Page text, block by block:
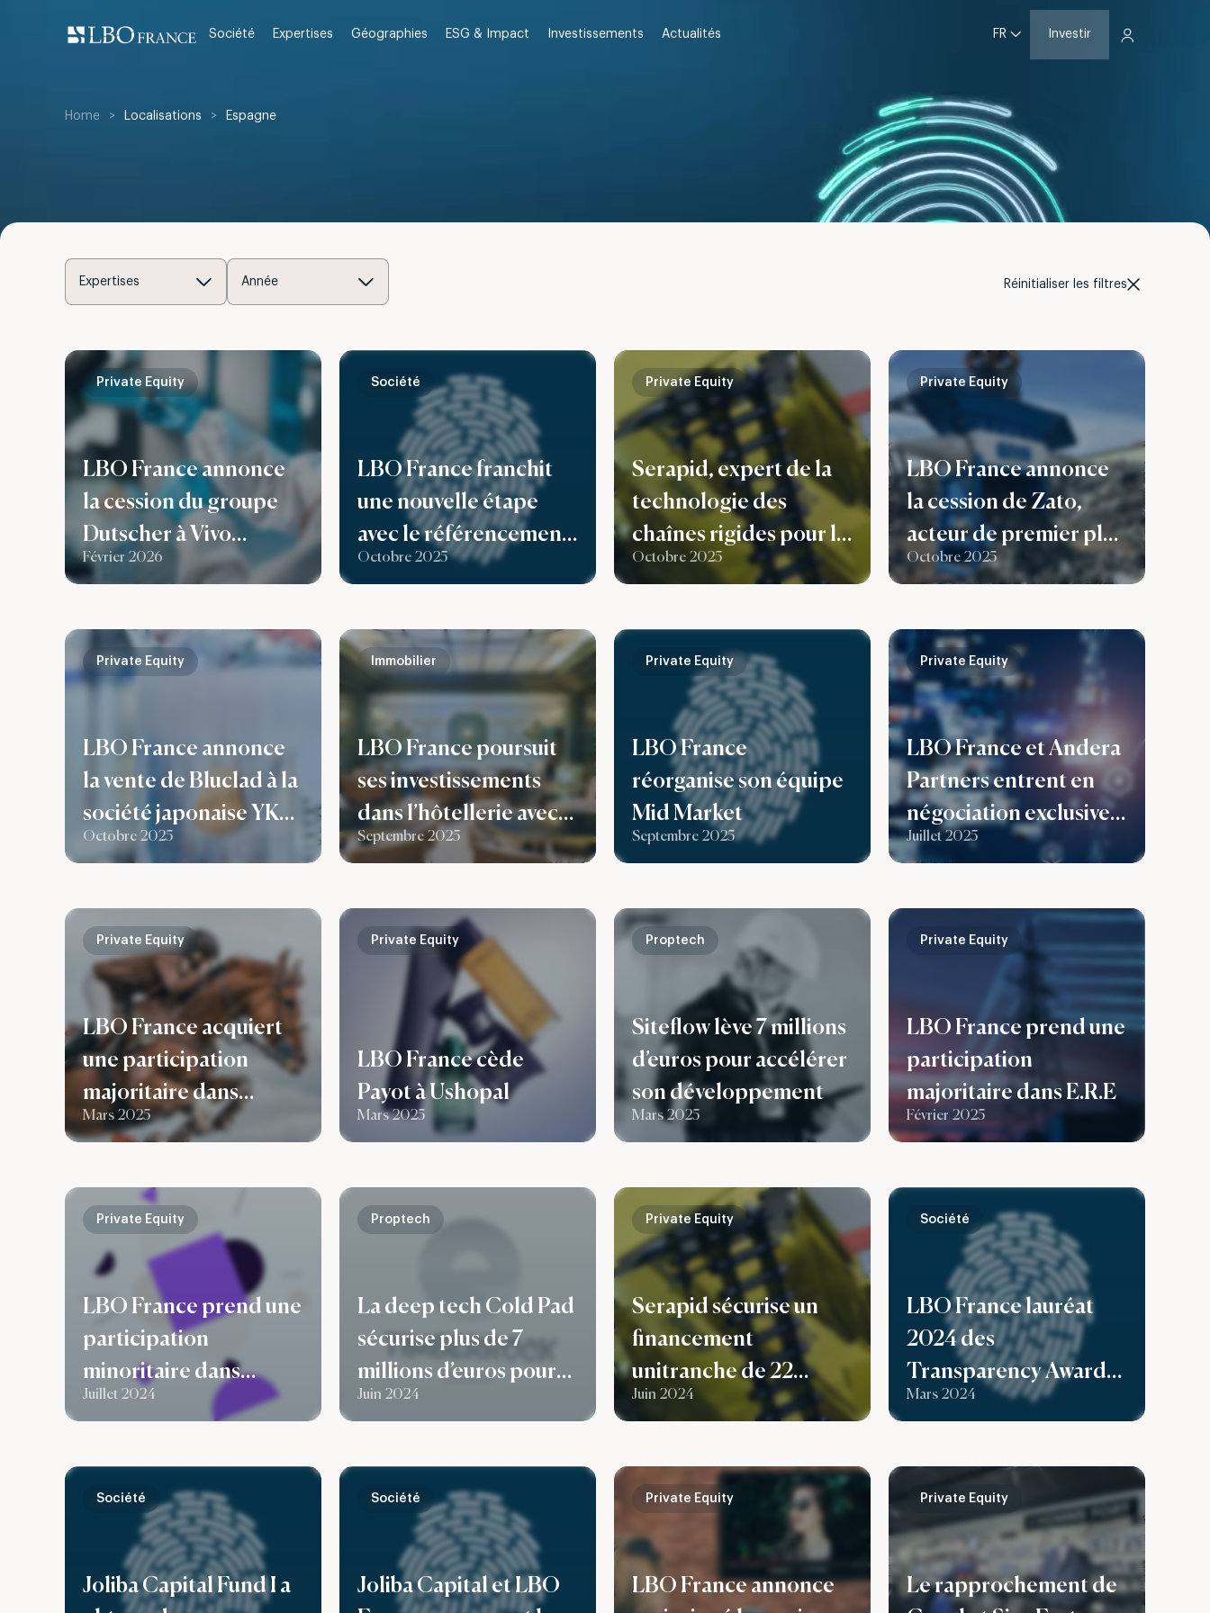
Société Expertises Géographies ESG & Impact Investissements Actualités FR Investir
Home > Localisations > Espagne
Expertises Année Réinitialiser les filtres
LBO France annonce
la cession du groupe
Dutscher à Vivo
Capital
Février 2026
Private Equity
LBO France franchit
une nouvelle étape
avec le référencement
de son premier fonds
Generali France
Octobre 2025
Société
Serapid, expert de la
technologie des
chaînes rigides pour le
déplacement de
franchit une nouvelle
étape de son
développement avec
l’arrivée de Capital
Croissance en
actionnaire
majoritaire, aux côtés
notamment du fonds
Octobre 2025
Private Equity
LBO France annonce
la cession de Zato,
acteur de premier plan
dans la conception et
d’installations de
recyclage de métaux
ferreux et non ferreux
Octobre 2025
Private Equity
LBO France annonce
la vente de Bluclad à la
société japonaise YKK,
leader mondial des
Octobre 2025
Private Equity
LBO France poursuit
ses investissements
dans l’hôtellerie avec
l’acquisition de l’hôtel
Septembre 2025
Immobilier
LBO France
réorganise son équipe
Mid Market
Septembre 2025
Private Equity
LBO France et Andera
Partners entrent en
négociation exclusive
en vue de la cession de
le Groupe Prenax
Juillet 2025
Private Equity
LBO France acquiert
une participation
majoritaire dans
Amahorse, acteur
l’habillement et des
accessoires équestres
Mars 2025
Private Equity
LBO France cède
Payot à Ushopal
Mars 2025
Private Equity
Siteflow lève 7 millions
d’euros pour accélérer
son développement
Mars 2025
Proptech
LBO France prend une
participation
majoritaire dans E.R.E
Février 2025
Private Equity
LBO France prend une
participation
minoritaire dans
Leascorp
Juillet 2024
Private Equity
La deep tech Cold Pad
sécurise plus de 7
millions d’euros pour
se développer sur les
renouvelables et le
BTP
Juin 2024
Proptech
Serapid sécurise un
financement
unitranche de 22
millions d’euros
Juin 2024
Private Equity
LBO France lauréat
2024 des
Transparency Awards
élu meilleur reporting
Equity
Mars 2024
Société
Joliba Capital Fund I a
Société
Joliba Capital et LBO
Société
LBO France annonce
Private Equity
Le rapprochement de
Private Equity